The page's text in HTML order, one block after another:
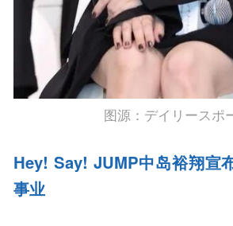
图源：デイリースポ
Hey! Say! JUMP中岛裕翔宣
事业